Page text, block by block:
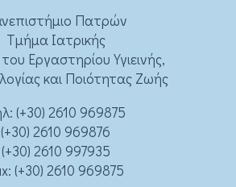
Πατρών
Τμήμα Ιατρικής
Εργαστηρίου Υγιεινής,
και Ποιότητας Ζωής
(+30) 2610 969875
(+30) 2610 969876
(+30) 2610 997935
(+30) 2610 969875